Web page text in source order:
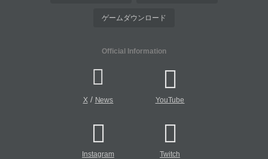
ゲームダウンロード
Official Information
X/ News YouTube
Instagram Twitch